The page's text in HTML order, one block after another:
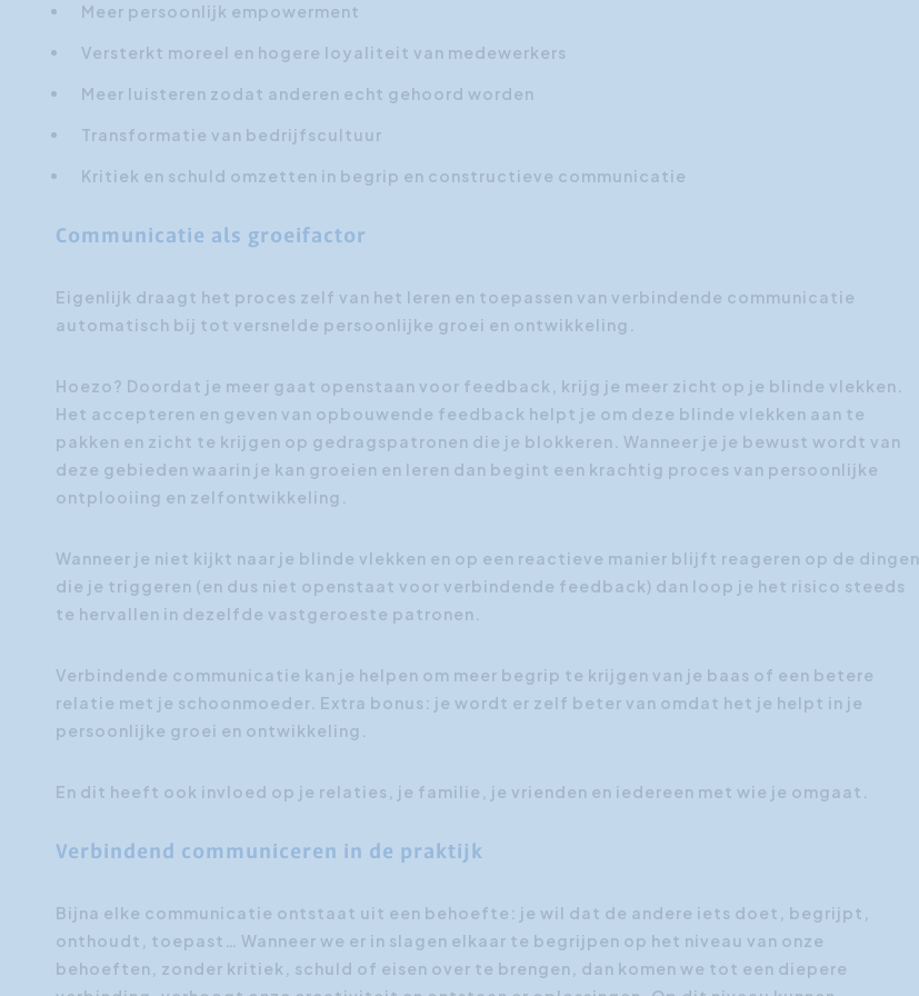
Meer persoonlijk empowerment
Versterkt moreel en hogere loyaliteit van medewerkers
Meer luisteren zodat anderen echt gehoord worden
Transformatie van bedrijfscultuur
Kritiek en schuld omzetten in begrip en constructieve communicatie
Communicatie als groeifactor
Eigenlijk draagt het proces zelf van het leren en toepassen van verbindende communicatie
automatisch bij tot versnelde persoonlijke groei en ontwikkeling.
Hoezo? Doordat je meer gaat openstaan voor feedback, krijg je meer zicht op je blinde vlekken.
Het accepteren en geven van opbouwende feedback helpt je om deze blinde vlekken aan te
pakken en zicht te krijgen op gedragspatronen die je blokkeren. Wanneer je je bewust wordt van
deze gebieden waarin je kan groeien en leren dan begint een krachtig proces van persoonlijke
ontplooiing en zelfontwikkeling.
Wanneer je niet kijkt naar je blinde vlekken en op een reactieve manier blijft reageren op de dingen
die je triggeren (en dus niet openstaat voor verbindende feedback) dan loop je het risico steeds
te hervallen in dezelfde vastgeroeste patronen.
Verbindende communicatie kan je helpen om meer begrip te krijgen van je baas of een betere
relatie met je schoonmoeder. Extra bonus: je wordt er zelf beter van omdat het je helpt in je
persoonlijke groei en ontwikkeling.
En dit heeft ook invloed op je relaties, je familie, je vrienden en iedereen met wie je omgaat.
Verbindend communiceren in de praktijk
Bijna elke communicatie ontstaat uit een behoefte: je wil dat de andere iets doet, begrijpt,
onthoudt, toepast… Wanneer we er in slagen elkaar te begrijpen op het niveau van onze
behoeften, zonder kritiek, schuld of eisen over te brengen, dan komen we tot een diepere